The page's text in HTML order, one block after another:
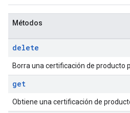
Métodos
delete
Borra una certificación de producto
get
Obtiene una certificación de